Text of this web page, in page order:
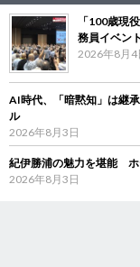
「100歳現
務員イベン
2026年8月4
AI時代、「暗黙知」は継
ル
2026年8月3日
紀伊勝浦の魅力を堪能 ホ
2026年8月3日